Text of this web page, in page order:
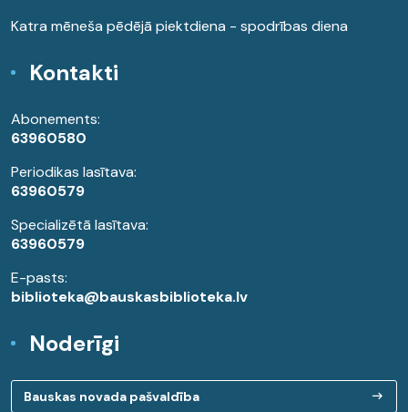
Katra mēneša pēdējā piektdiena - spodrības diena
Kontakti
Abonements:
63960580
Periodikas lasītava:
63960579
Specializētā lasītava:
63960579
E-pasts:
biblioteka@bauskasbiblioteka.lv
Noderīgi
Bauskas novada pašvaldība